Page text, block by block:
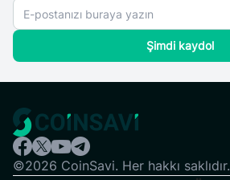
Şimdi kaydol
©2026 CoinSavi. Her hakkı saklıdır.